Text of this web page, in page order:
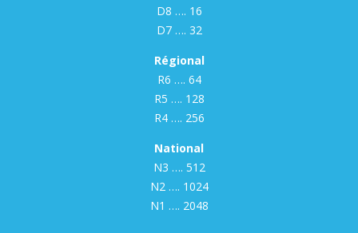
D8 …. 16
D7 …. 32
Régional
R6 …. 64
R5 …. 128
R4 …. 256
National
N3 …. 512
N2 …. 1024
N1 …. 2048